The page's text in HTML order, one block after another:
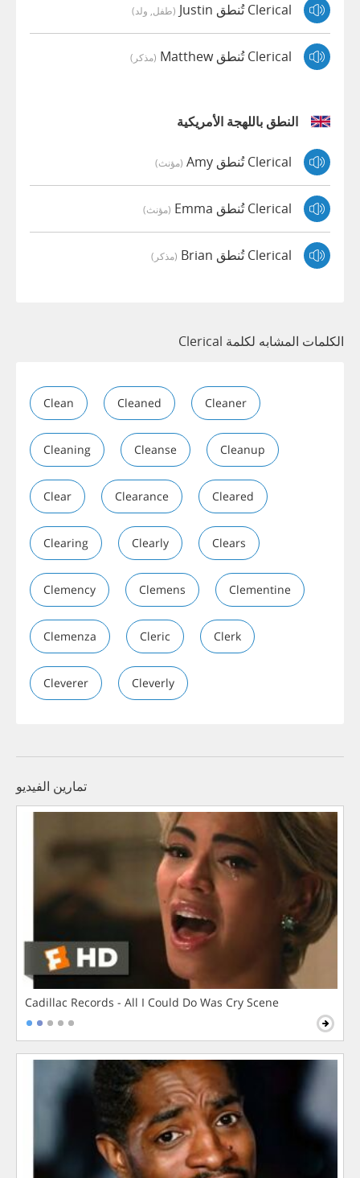
Clerical تُنطق Justin (طفل, ولد)
Clerical تُنطق Matthew (مذكر)
النطق باللهجة الأمريكية
Clerical تُنطق Amy (مؤنث)
Clerical تُنطق Emma (مؤنث)
Clerical تُنطق Brian (مذكر)
الكلمات المشابه لكلمة Clerical
Clean Cleaned Cleaner
Cleaning Cleanse Cleanup
Clear Clearance Cleared
Clearing Clearly Clears
Clemency Clemens Clementine
Clemenza Cleric Clerk
Cleverer Cleverly
تمارين الفيديو
Cadillac Records - All I Could Do Was Cry Scene